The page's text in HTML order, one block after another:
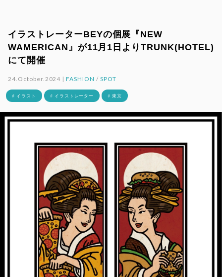
イラストレーターBEYの個展『NEW
WAMERICAN』が11月1日よりTRUNK(HOTEL)
にて開催
24.October.2024 |FASHION / SPOT
# イラスト # イラストレーター # 東京